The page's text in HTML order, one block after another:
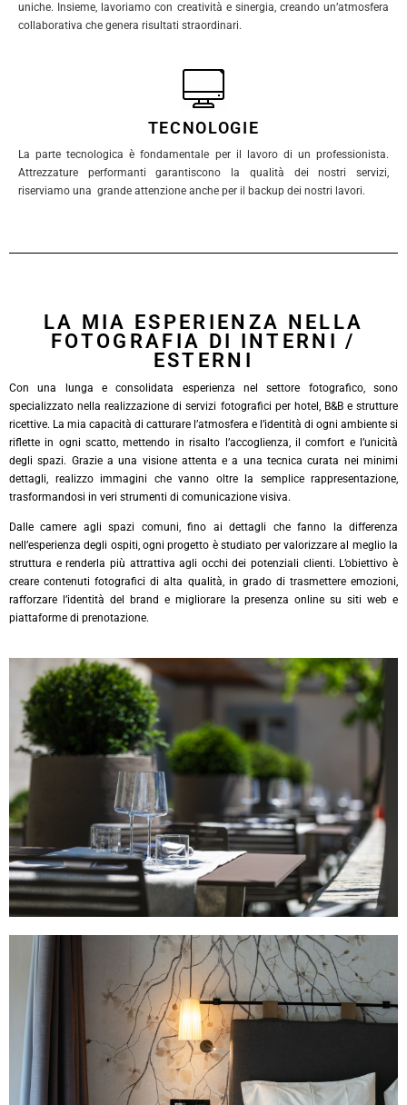
uniche. Insieme, lavoriamo con creatività e sinergia, creando un’atmosfera
collaborativa che genera risultati straordinari.
TECNOLOGIE
La parte tecnologica è fondamentale per il lavoro di un professionista.
Attrezzature performanti garantiscono la qualità dei nostri servizi,
riserviamo una grande attenzione anche per il backup dei nostri lavori.
LA MIA ESPERIENZA NELLA
FOTOGRAFIA DI INTERNI /
ESTERNI
Con una lunga e consolidata esperienza nel settore fotografico, sono
specializzato nella realizzazione di servizi fotografici per hotel, B&B e strutture
ricettive. La mia capacità di catturare l’atmosfera e l’identità di ogni ambiente si
riflette in ogni scatto, mettendo in risalto l’accoglienza, il comfort e l’unicità
degli spazi. Grazie a una visione attenta e a una tecnica curata nei minimi
dettagli, realizzo immagini che vanno oltre la semplice rappresentazione,
trasformandosi in veri strumenti di comunicazione visiva.
Dalle camere agli spazi comuni, fino ai dettagli che fanno la differenza
nell’esperienza degli ospiti, ogni progetto è studiato per valorizzare al meglio la
struttura e renderla più attrattiva agli occhi dei potenziali clienti. L’obiettivo è
creare contenuti fotografici di alta qualità, in grado di trasmettere emozioni,
rafforzare l’identità del brand e migliorare la presenza online su siti web e
piattaforme di prenotazione.